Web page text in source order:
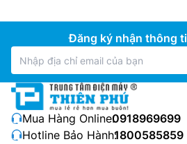
Đăng ký nhận thông
Mua Hàng Online:0918969699
Hotline Bảo Hành:1800585859